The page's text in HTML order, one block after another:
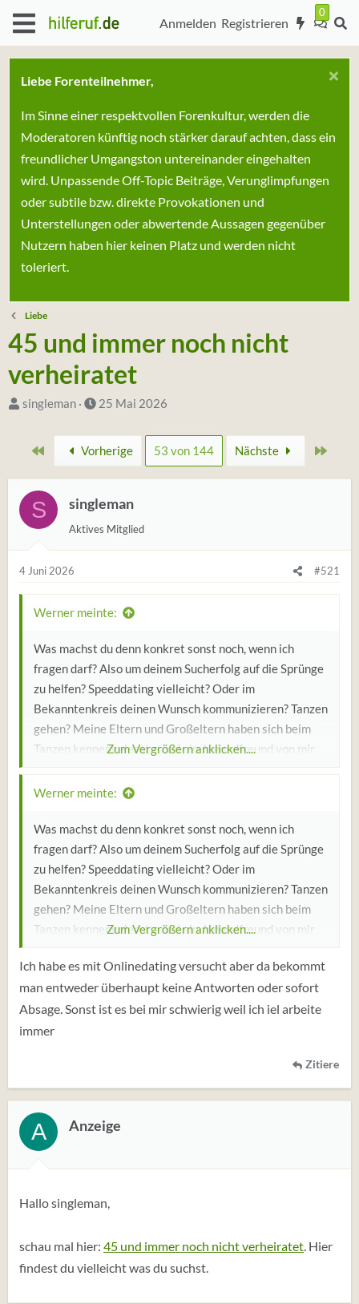
Anmelden Registrieren
Liebe Forenteilnehmer,
Im Sinne einer respektvollen Forenkultur, werden die
Moderatoren künftig noch stärker darauf achten, dass ein
freundlicher Umgangston untereinander eingehalten
wird. Unpassende Off-Topic Beiträge, Verunglimpfungen
oder subtile bzw. direkte Provokationen und
Unterstellungen oder abwertende Aussagen gegenüber
Nutzern haben hier keinen Platz und werden nicht
toleriert.
Liebe
45 und immer noch nicht
verheiratet
S
t
e
r
n
singleman
D
u
m
S
t
25 Mai 2026
Erste Vorherige 53 von 144 Nächste
S singleman
Aktives Mitglied
4 Juni 2026 #521
Werner meinte:
Was machst du denn konkret sonst noch, wenn ich
fragen darf? Also um deinem Sucherfolg auf die Sprünge
zu helfen? Speeddating vielleicht? Oder im
Bekanntenkreis deinen Wunsch kommunizieren? Tanzen
gehen? Meine Eltern und Großeltern haben sich beim
Tanzen kennengelernt – und ein Jugendfreund von mir
ist oft als Tanzpartner in Tanzschulen gegangen (weil da
mehr Frauen als Männer waren). Ich weiß aber nicht, ob
Zum Vergrößern anklicken....
Werner meinte:
Was machst du denn konkret sonst noch, wenn ich
fragen darf? Also um deinem Sucherfolg auf die Sprünge
zu helfen? Speeddating vielleicht? Oder im
Bekanntenkreis deinen Wunsch kommunizieren? Tanzen
gehen? Meine Eltern und Großeltern haben sich beim
Tanzen kennengelernt – und ein Jugendfreund von mir
ist oft als Tanzpartner in Tanzschulen gegangen (weil da
mehr Frauen als Männer waren). Ich weiß aber nicht, ob
er da jemand kennengelernt hat.
Zum Vergrößern anklicken....
Ich habe es mit Onlinedating versucht aber da bekommt
man entweder überhaupt keine Antworten oder sofort
Absage. Sonst ist es bei mir schwierig weil ich iel arbeite
immer
Zitiere
A Anzeige
Hallo singleman,
schau mal hier: 45 und immer noch nicht verheiratet. Hier
findest du vielleicht was du suchst.